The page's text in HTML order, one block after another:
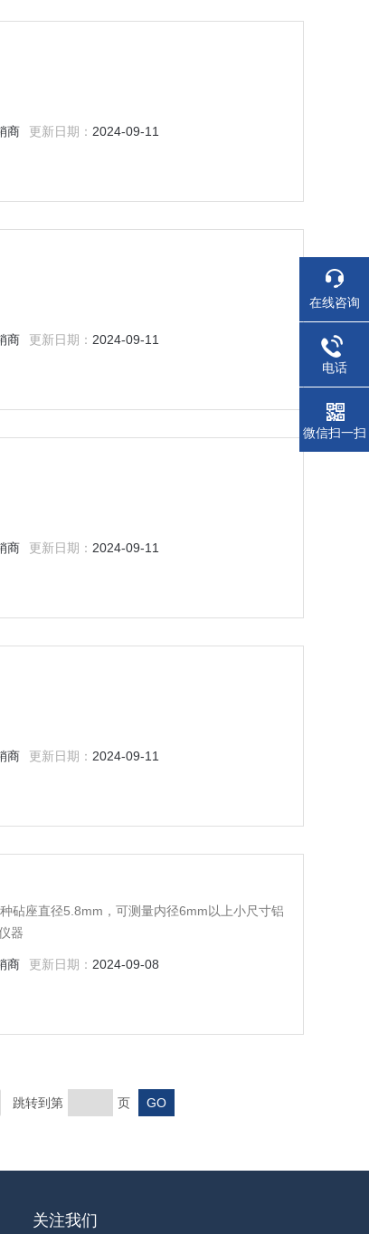
商 更新日期： 2024-09-11
商 更新日期： 2024-09-11
商 更新日期： 2024-09-11
商 更新日期： 2024-09-11
砧座直径5.8mm，可测量内径6mm以上小尺寸铝
器
商 更新日期： 2024-09-08
跳转到第 页
关注我们
在线咨询
电话
微信扫一扫